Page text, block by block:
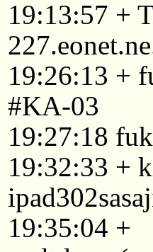
19:13:57 +
19:26:13 +
#KA-03
19:27:18
19:32:33 +
19:35:04 +